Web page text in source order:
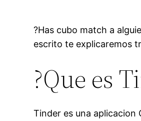
?Has cubo match a
escrito te explicaremos
?Que es
Tinder es una aplicacion